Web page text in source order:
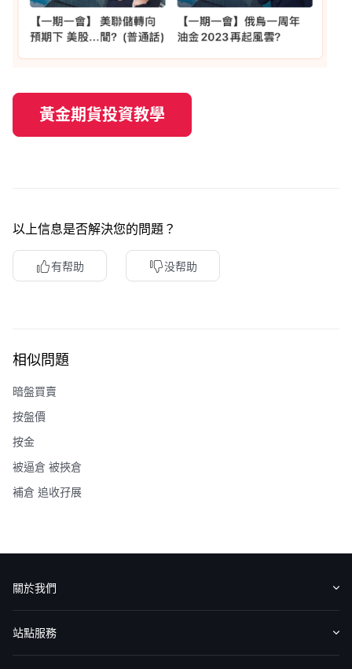
黃金期貨投資教學
以上信息是否解決您的問題？
有帮助 没帮助
相似問題
暗盤買賣
按盤價
按金
被逼倉 被挾倉
補倉 追收孖展
關於我們
認識華盛
媒體報導
意見反饋
站點服務